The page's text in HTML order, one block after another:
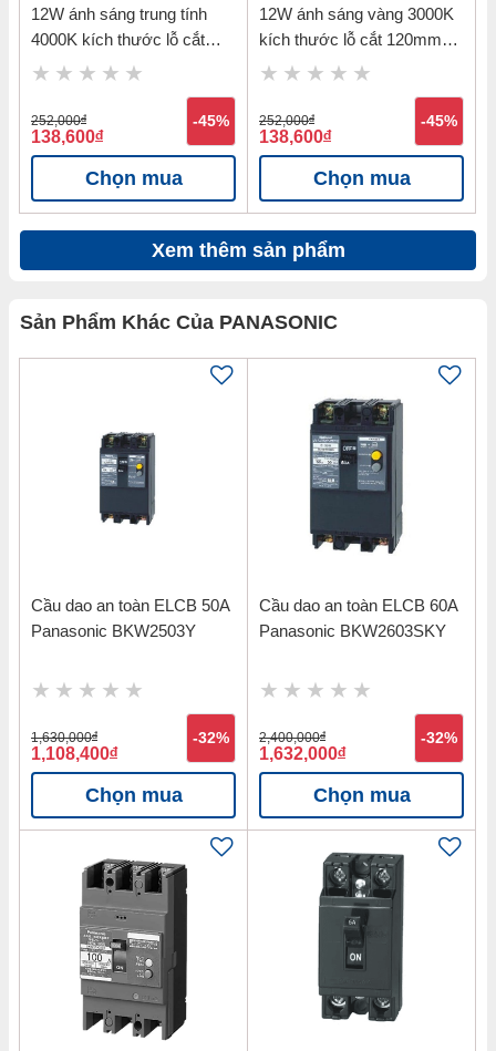
12W ánh sáng trung tính
4000K kích thước lỗ cắt
120mm Nanoco NDL124
252,000đ
138,600đ
-45%
Chọn mua
12W ánh sáng vàng 3000K
kích thước lỗ cắt 120mm
Nanoco NDL123
252,000đ
138,600đ
-45%
Chọn mua
Xem thêm sản phẩm
Sản Phẩm Khác Của PANASONIC
Cầu dao an toàn ELCB 50A
Panasonic BKW2503Y
1,630,000đ
1,108,400đ
-32%
Chọn mua
Cầu dao an toàn ELCB 60A
Panasonic BKW2603SKY
2,400,000đ
1,632,000đ
-32%
Chọn mua